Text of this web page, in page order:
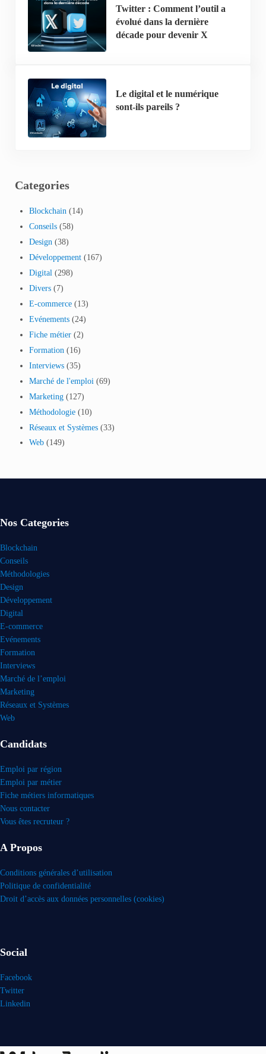
Twitter : Comment l’outil a
évolué dans la dernière
décade pour devenir X
Le digital et le numérique
sont-ils pareils ?
Categories
Blockchain (14)
Conseils (58)
Design (38)
Développement (167)
Digital (298)
Divers (7)
E-commerce (13)
Evénements (24)
Fiche métier (2)
Formation (16)
Interviews (35)
Marché de l'emploi (69)
Marketing (127)
Méthodologie (10)
Réseaux et Systèmes (33)
Web (149)
Nos Categories
Blockchain
Conseils
Méthodologies
Design
Développement
Digital
E-commerce
Evénements
Formation
Interviews
Marché de l’emploi
Marketing
Réseaux et Systèmes
Web
Candidats
Emploi par région
Emploi par métier
Fiche métiers informatiques
Nous contacter
Vous êtes recruteur ?
A Propos
Conditions générales d’utilisation
Politique de confidentialité
Droit d’accès aux données personnelles (cookies)
Social
Facebook
Twitter
Linkedin